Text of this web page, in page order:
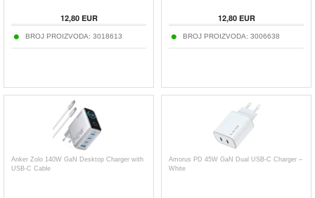
12,80EUR
BROJ PROIZVODA: 3018613
12,80EUR
BROJ PROIZVODA: 3006638
Anker Zolo 140W GaN Desktop Charger with
USB-C Cable
Amorus PD 45W GaN Dual USB-C Charger –
White